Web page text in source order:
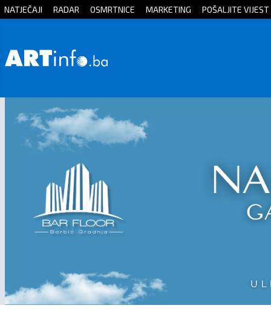
Početna
Sport
Kultura
Crna
kronika
Politika
NATJEČAJI RADAR OSMRTNICE MARKETING POŠALJITE VIJEST